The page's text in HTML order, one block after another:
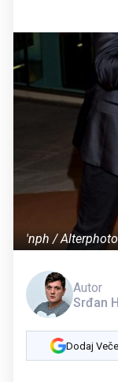
'nph /
Autor
Srđan
Dodaj